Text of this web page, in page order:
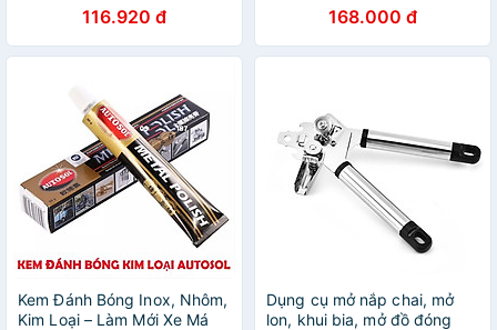
chính hãng116.920 đ
Hiệu Quả168.000 đ
Kem Đánh Bóng Inox, Nhôm,
Kim Loại – Làm Mới Xe Má
Dụng cụ mở nắp chai, mở
lon, khui bia, mở đồ đóng